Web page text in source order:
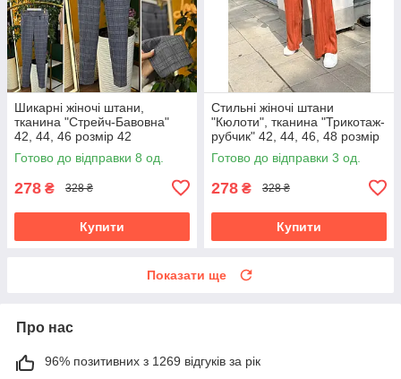
Шикарні жіночі штани,
тканина "Стрейч-Бавовна"
42, 44, 46 розмір 42
Готово до відправки 8 од.
278 ₴ 328 ₴
Купити
Стильні жіночі штани
"Кюлоти", тканина "Трикотаж-
рубчик" 42, 44, 46, 48 розмір
42
Готово до відправки 3 од.
278 ₴ 328 ₴
Купити
Показати ще
Про нас
96% позитивних з 1269 відгуків за рік